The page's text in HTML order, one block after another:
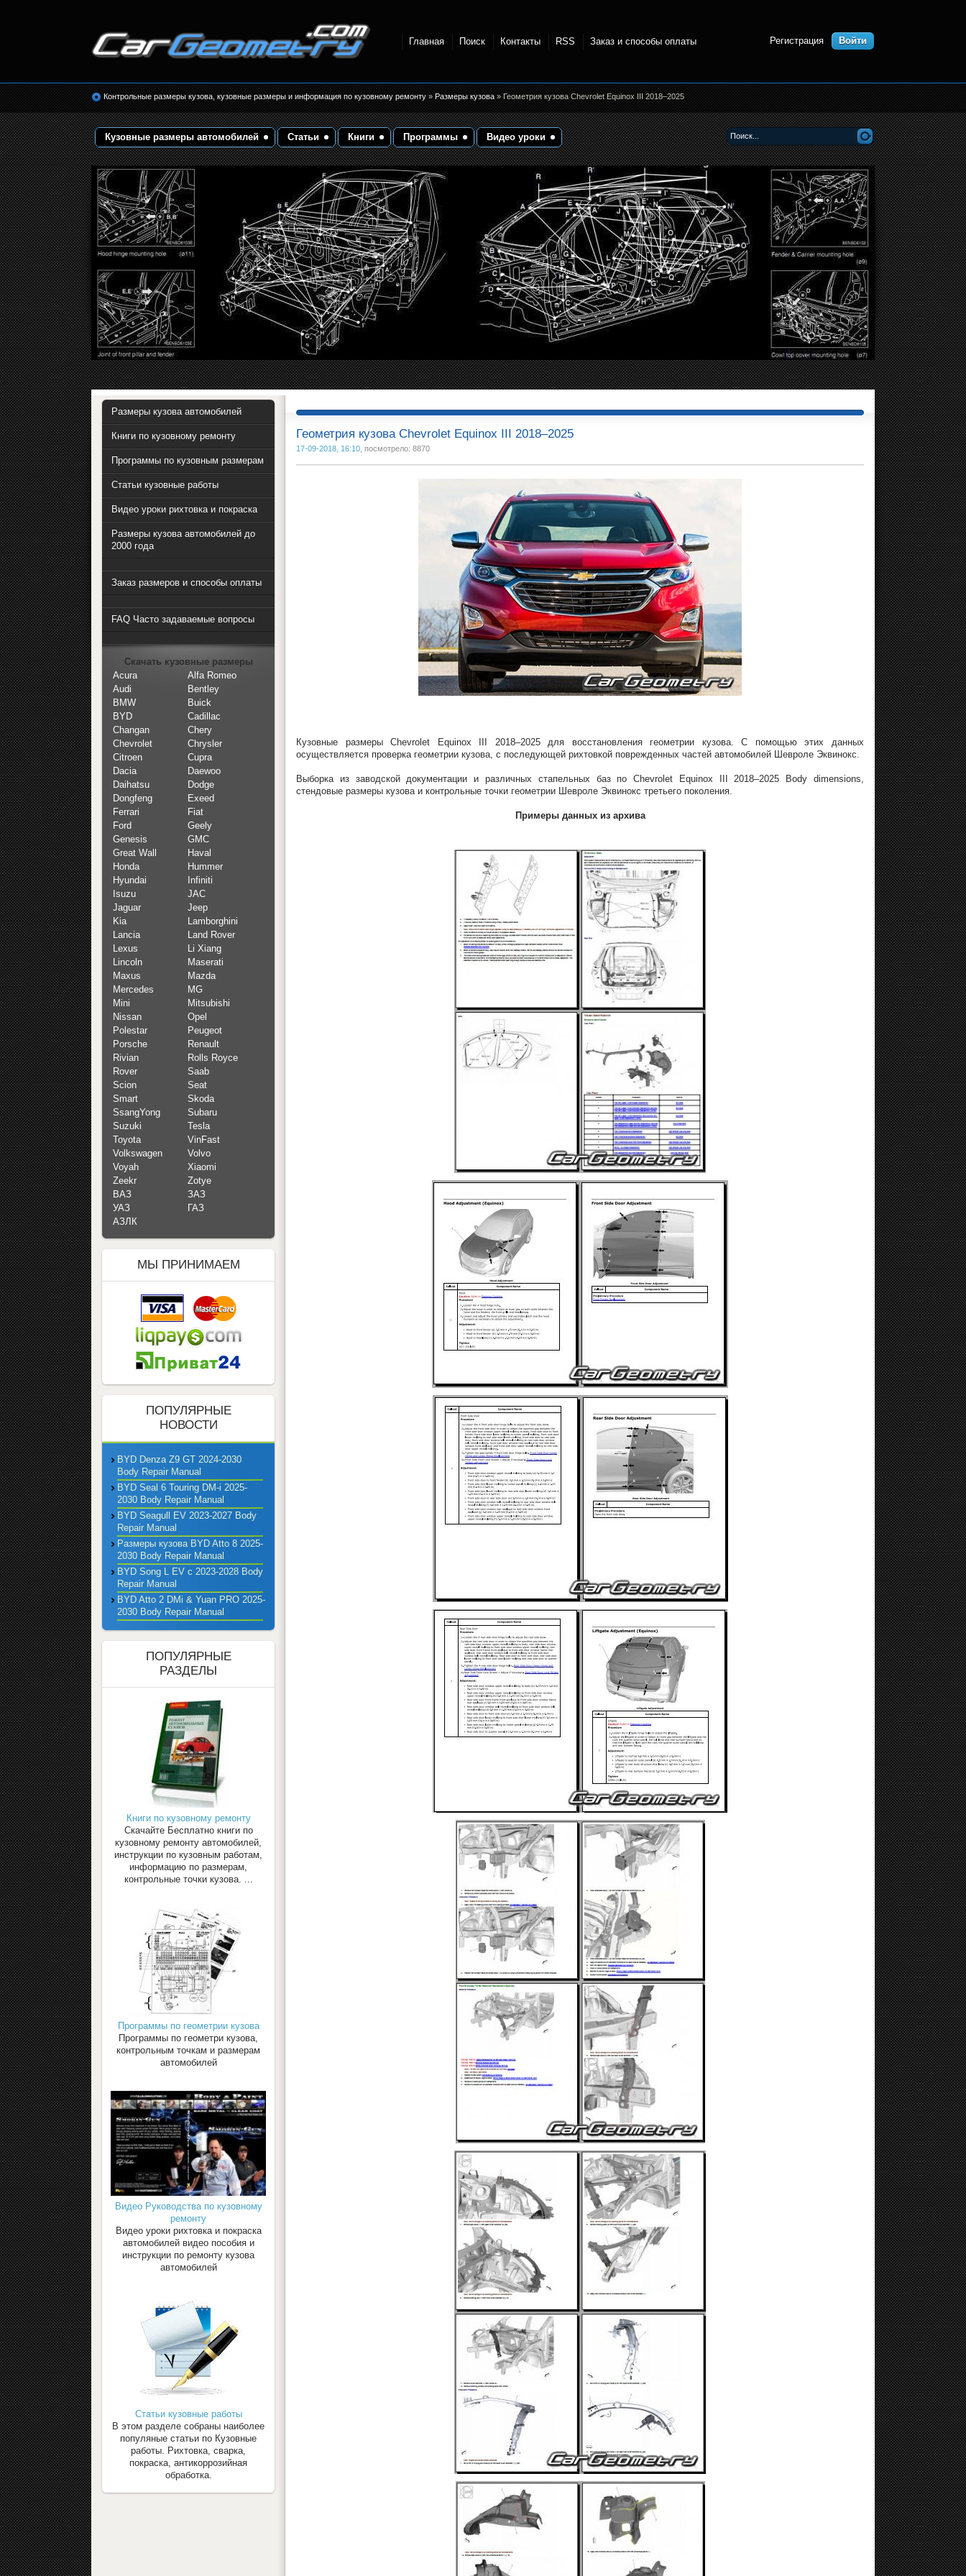
кузовные размеры. Геометрия кузова
Главная Поиск Контакты RSS Заказ и способы оплаты Регистрация Войти
Контрольные размеры кузова, кузовные размеры и информация по кузовному ремонту»Размеры кузова» Геометрия кузова Chevrolet Equinox III 2018–2025
Кузовные размеры автомобилей Статьи Книги Программы Видео уроки
Геометрия кузова Chevrolet Equinox III 2018–2025
17-09-2018, 16:10, посмотрело: 8870
Кузовные размеры Chevrolet Equinox III 2018–2025 для восстановления геометрии кузова. С помощью этих данных
осуществляется проверка геометрии кузова, с последующей рихтовкой поврежденных частей автомобилей Шевроле Эквинокс.
Выборка из заводской документации и различных стапельных баз по Chevrolet Equinox III 2018–2025 Body dimensions,
стендовые размеры кузова и контрольные точки геометрии Шевроле Эквинокс третьего поколения.
Примеры данных из архива
Размеры кузова автомобилей
Книги по кузовному ремонту
Программы по кузовным размерам
Статьи кузовные работы
Видео уроки рихтовка и покраска
Размеры кузова автомобилей до
2000 года
Заказ размеров и способы оплаты
FAQ Часто задаваемые вопросы
Скачать кузовные размеры
Acura
Alfa Romeo
Audi
Bentley
BMW
Buick
BYD
Cadillac
Changan
Chery
Chevrolet
Chrysler
Citroen
Cupra
Dacia
Daewoo
Daihatsu
Dodge
Dongfeng
Exeed
Ferrari
Fiat
Ford
Geely
Genesis
GMC
Great Wall
Haval
Honda
Hummer
Hyundai
Infiniti
Isuzu
JAC
Jaguar
Jeep
Kia
Lamborghini
Lancia
Land Rover
Lexus
Li Xiang
Lincoln
Maserati
Maxus
Mazda
Mercedes
MG
Mini
Mitsubishi
Nissan
Opel
Polestar
Peugeot
Porsche
Renault
Rivian
Rolls Royce
Rover
Saab
Scion
Seat
Smart
Skoda
SsangYong
Subaru
Suzuki
Tesla
Toyota
VinFast
Volkswagen
Volvo
Voyah
Xiaomi
Zeekr
Zotye
ВАЗ
ЗАЗ
УАЗ
ГАЗ
АЗЛК
МЫ ПРИНИМАЕМ
ПОПУЛЯРНЫЕ
НОВОСТИ
BYD Denza Z9 GT 2024-2030
Body Repair Manual
BYD Seal 6 Touring DM-i 2025-
2030 Body Repair Manual
BYD Seagull EV 2023-2027 Body
Repair Manual
Размеры кузова BYD Atto 8 2025-
2030 Body Repair Manual
BYD Song L EV с 2023-2028 Body
Repair Manual
BYD Atto 2 DMi & Yuan PRO 2025-
2030 Body Repair Manual
ПОПУЛЯРНЫЕ
РАЗДЕЛЫ
Книги по кузовному ремонту
Скачайте Бесплатно книги по
кузовному ремонту автомобилей,
инструкции по кузовным работам,
информацию по размерам,
контрольные точки кузова. ...
Программы по геометрии кузова
Программы по геометри кузова,
контрольным точкам и размерам
автомобилей
Видео Руководства по кузовному
ремонту
Видео уроки рихтовка и покраска
автомобилей видео пособия и
инструкции по ремонту кузова
автомобилей
Статьи кузовные работы
В этом разделе собраны наиболее
популяные статьи по Кузовные
работы. Рихтовка, сварка,
покраска, антикоррозийная
обработка.